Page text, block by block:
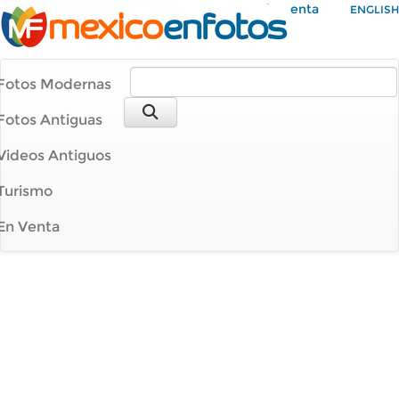
Mi Cuenta ENGLISH
Modernas
Antiguas
Antiguos
Venta